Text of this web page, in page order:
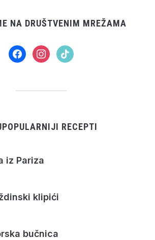
NA DRUŠTVENIM MREŽAMA
facebookinstagram
tiktok
RECEPTI
iz Pariza
klipići
bučnica